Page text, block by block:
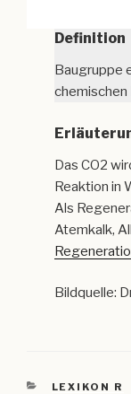
Definition
Baugruppe
chemischen
Das CO2
Reaktion in
Als
Atemkalk,
Bildquelle:
LEXIKON R